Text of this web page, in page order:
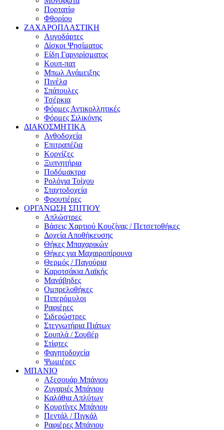
Πορτατίφ
Φθορίου
ΖΑΧΑΡΟΠΛΑΣΤΙΚΗ
Αυγοδάρτες
Δίσκοι Ψησίματος
Είδη Γαρνιρίσματος
Κουπ-πατ
Μπωλ Ανάμειξης
Πινέλα
Σπάτουλες
Τσέρκια
Φόρμες Αντικολλητικές
Φόρμες Σιλικόνης
ΔΙΑΚΟΣΜΗΤΙΚΑ
Ανθοδοχεία
Επιτραπέζια
Κορνίζες
Ξυπνητήρια
Ποδόμακτρα
Ρολόγια Τοίχου
Σταχτοδοχεία
Φρουτιέρες
ΟΡΓΑΝΩΣΗ ΣΠΙΤΙΟΥ
Απλώστρες
Βάσεις Χαρτιού Κουζίνας / Πετσετοθήκες
Δοχεία Αποθήκευσης
Θήκες Μπαχαρικών
Θήκες για Μαχαιροπίρουνα
Θερμός / Παγούρια
Καροτσάκια Λαϊκής
Μανάβηδες
Ομπρελοθήκες
Πιπερόμυλοι
Ραφιέρες
Σιδερώστρες
Στεγνωτήρια Πιάτων
Σουπλά / Σουβέρ
Στίφτες
Φαγητοδοχεία
Ψωμιέρες
ΜΠΑΝΙΟ
Αξεσουάρ Μπάνιου
Ζυγαριές Μπάνιου
Καλάθια Απλύτων
Κουρτίνες Μπάνιου
Πεντάλ / Πιγκάλ
Ραφιέρες Μπάνιου